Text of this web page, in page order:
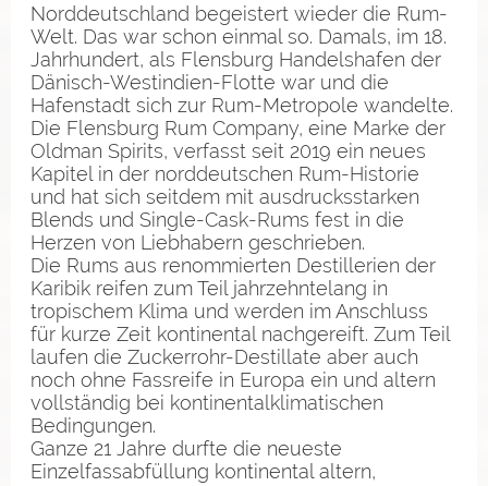
Norddeutschland begeistert wieder die Rum-
Welt. Das war schon einmal so. Damals, im 18.
Jahrhundert, als Flensburg Handelshafen der
Dänisch-Westindien-Flotte war und die
Hafenstadt sich zur Rum-Metropole wandelte.
Die Flensburg Rum Company, eine Marke der
Oldman Spirits, verfasst seit 2019 ein neues
Kapitel in der norddeutschen Rum-Historie
und hat sich seitdem mit ausdrucksstarken
Blends und Single-Cask-Rums fest in die
Herzen von Liebhabern geschrieben.
Die Rums aus renommierten Destillerien der
Karibik reifen zum Teil jahrzehntelang in
tropischem Klima und werden im Anschluss
für kurze Zeit kontinental nachgereift. Zum Teil
laufen die Zuckerrohr-Destillate aber auch
noch ohne Fassreife in Europa ein und altern
vollständig bei kontinentalklimatischen
Bedingungen.
Ganze 21 Jahre durfte die neueste
Einzelfassabfüllung kontinental altern,